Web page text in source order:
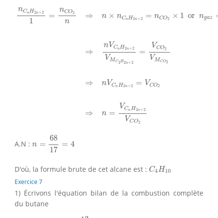
nCnH2n+2
1
=
nCO2
n
⇒ n × nCnH2n+2 = nCO2 × 1 or ngaz
⇒
nVCnH2n+2
VMC2H2n+2
=
VCO2
VMCO2
⇒ nVCnH2n+2 = VCO2
⇒ n =
VCnH2n+2
VCO2
nC 1=
A.N : n =
68
17
= 4
6817
D'où, la formule brute de cet alcane est : C4H10
C4 H
Exercice 7
1) Écrivons l'équation bilan de la combustion complète
du butane